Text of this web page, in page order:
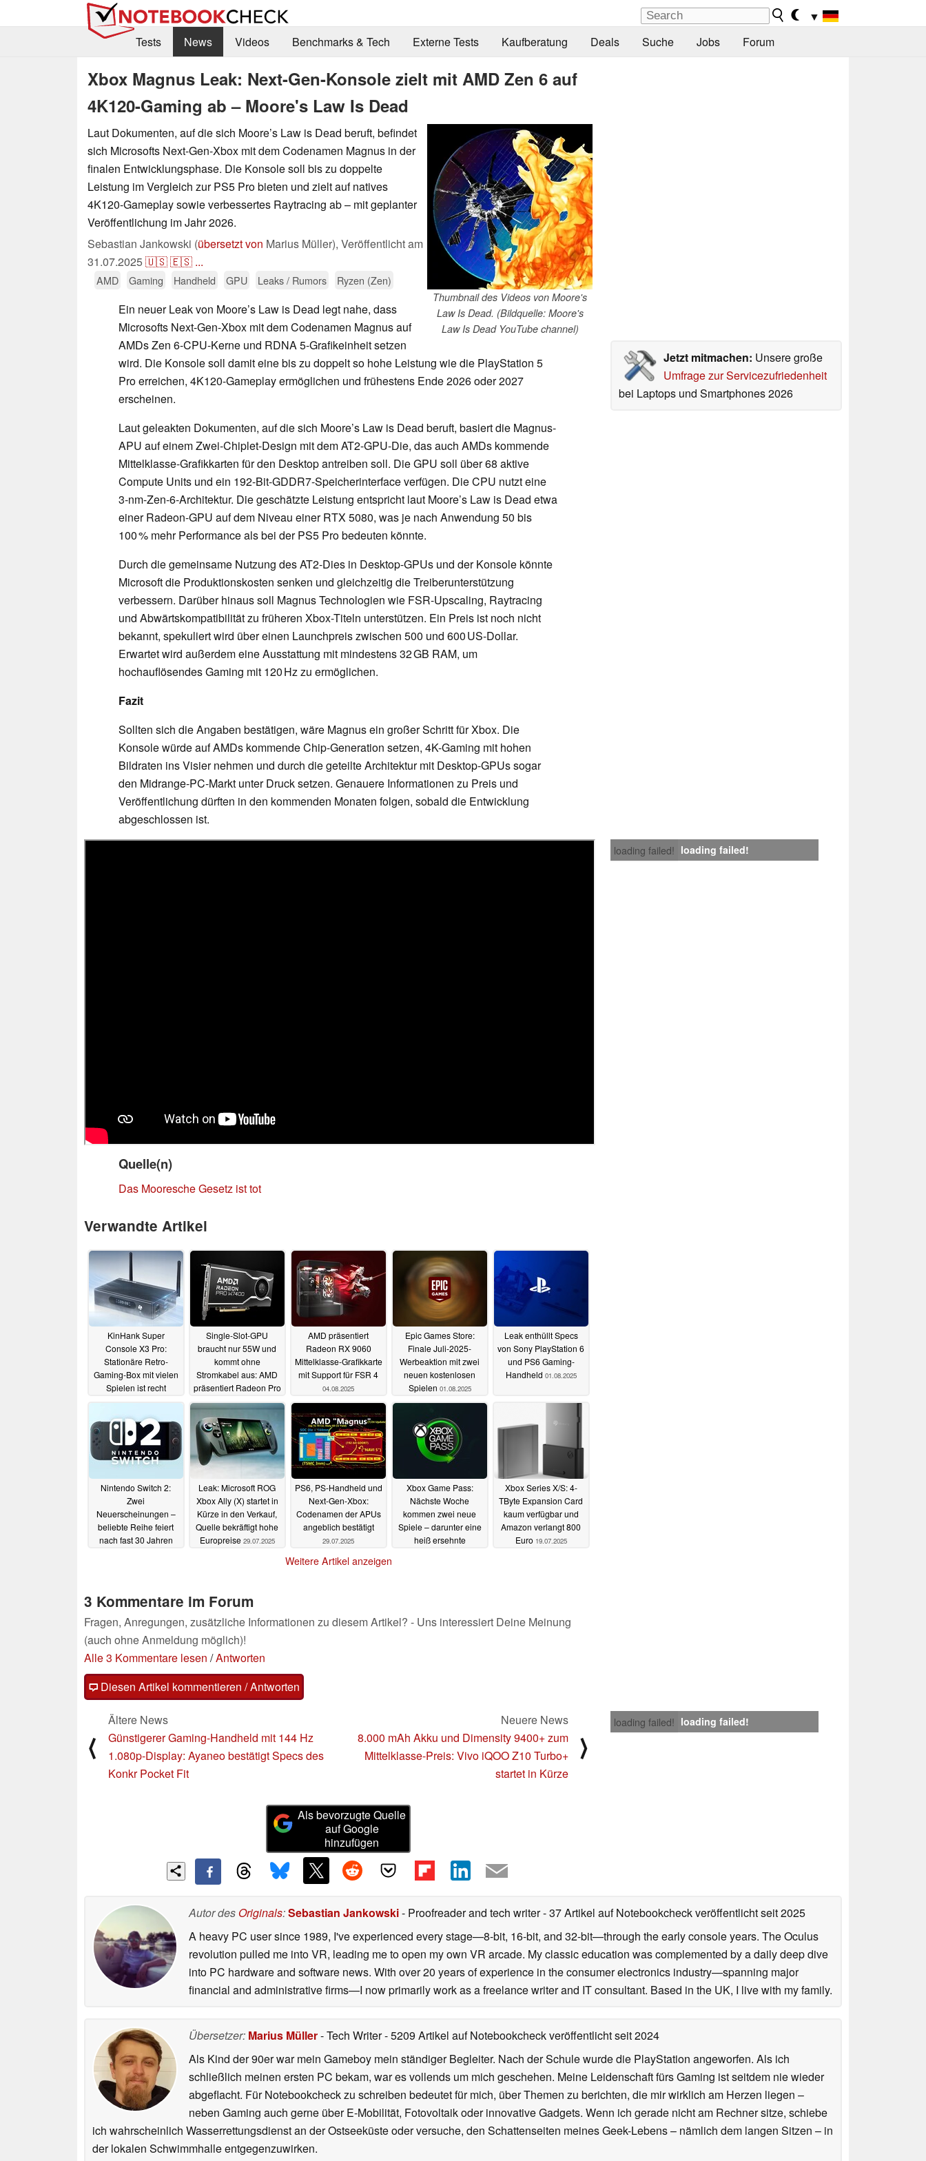
▼
Tests
News Videos Benchmarks & Tech Externe Tests Kaufberatung Deals Suche Jobs Forum
Xbox Magnus Leak: Next-Gen-Konsole zielt mit AMD Zen 6 auf
4K120-Gaming ab – Moore's Law Is Dead
Thumbnail des Videos von Moore's
Law Is Dead. (Bildquelle: Moore's
Law Is Dead YouTube channel)
Laut Dokumenten, auf die sich Moore’s Law is Dead beruft, befindet
sich Microsofts Next-Gen-Xbox mit dem Codenamen Magnus in der
finalen Entwicklungsphase. Die Konsole soll bis zu doppelte
Leistung im Vergleich zur PS5 Pro bieten und zielt auf natives
4K120-Gameplay sowie verbessertes Raytracing ab – mit geplanter
Veröffentlichung im Jahr 2026.
Sebastian Jankowski (übersetzt von Marius Müller), Veröffentlicht am
31.07.2025🇺🇸🇪🇸 ...
AMD Gaming Handheld GPU Leaks / Rumors Ryzen (Zen)
Jetzt mitmachen: Unsere große
Umfrage zur Servicezufriedenheit
bei Laptops und Smartphones 2026
Ein neuer Leak von Moore’s Law is Dead legt nahe, dass
Microsofts Next-Gen-Xbox mit dem Codenamen Magnus auf
AMDs Zen 6-CPU-Kerne und RDNA 5-Grafikeinheit setzen
wird. Die Konsole soll damit eine bis zu doppelt so hohe Leistung wie die PlayStation 5
Pro erreichen, 4K120-Gameplay ermöglichen und frühestens Ende 2026 oder 2027
erscheinen.
Laut geleakten Dokumenten, auf die sich Moore’s Law is Dead beruft, basiert die Magnus-
APU auf einem Zwei-Chiplet-Design mit dem AT2-GPU-Die, das auch AMDs kommende
Mittelklasse-Grafikkarten für den Desktop antreiben soll. Die GPU soll über 68 aktive
Compute Units und ein 192-Bit-GDDR7-Speicherinterface verfügen. Die CPU nutzt eine
3-nm-Zen-6-Architektur. Die geschätzte Leistung entspricht laut Moore’s Law is Dead etwa
einer Radeon-GPU auf dem Niveau einer RTX 5080, was je nach Anwendung 50 bis
100 % mehr Performance als bei der PS5 Pro bedeuten könnte.
Durch die gemeinsame Nutzung des AT2-Dies in Desktop-GPUs und der Konsole könnte
Microsoft die Produktionskosten senken und gleichzeitig die Treiberunterstützung
verbessern. Darüber hinaus soll Magnus Technologien wie FSR-Upscaling, Raytracing
und Abwärtskompatibilität zu früheren Xbox-Titeln unterstützen. Ein Preis ist noch nicht
bekannt, spekuliert wird über einen Launchpreis zwischen 500 und 600 US-Dollar.
Erwartet wird außerdem eine Ausstattung mit mindestens 32 GB RAM, um
hochauflösendes Gaming mit 120 Hz zu ermöglichen.
Fazit
Sollten sich die Angaben bestätigen, wäre Magnus ein großer Schritt für Xbox. Die
Konsole würde auf AMDs kommende Chip-Generation setzen, 4K-Gaming mit hohen
Bildraten ins Visier nehmen und durch die geteilte Architektur mit Desktop-GPUs sogar
den Midrange-PC-Markt unter Druck setzen. Genauere Informationen zu Preis und
Veröffentlichung dürften in den kommenden Monaten folgen, sobald die Entwicklung
abgeschlossen ist.
loading failed! loading failed!
Quelle(n)
Das Mooresche Gesetz ist tot
Verwandte Artikel
KinHank Super
Console X3 Pro:
Stationäre Retro-
Gaming-Box mit vielen
Spielen ist recht
günstig19.10.2025
Single-Slot-GPU
braucht nur 55W und
kommt ohne
Stromkabel aus: AMD
präsentiert Radeon Pro
W740007.08.2025
AMD präsentiert
Radeon RX 9060
Mittelklasse-Grafikkarte
mit Support für FSR 4
04.08.2025
Epic Games Store:
Finale Juli-2025-
Werbeaktion mit zwei
neuen kostenlosen
Spielen 01.08.2025
Leak enthüllt Specs
von Sony PlayStation 6
und PS6 Gaming-
Handheld 01.08.2025
Nintendo Switch 2:
Zwei
Neuerscheinungen –
beliebte Reihe feiert
nach fast 30 Jahren
Leak: Microsoft ROG
Xbox Ally (X) startet in
Kürze in den Verkauf,
Quelle bekräftigt hohe
Europreise 29.07.2025
PS6, PS-Handheld und
Next-Gen-Xbox:
Codenamen der APUs
angeblich bestätigt
29.07.2025
Xbox Game Pass:
Nächste Woche
kommen zwei neue
Spiele – darunter eine
heiß ersehnte
Xbox Series X/S: 4-
TByte Expansion Card
kaum verfügbar und
Amazon verlangt 800
Euro 19.07.2025
Weitere Artikel anzeigen
3 Kommentare im Forum
Fragen, Anregungen, zusätzliche Informationen zu diesem Artikel? - Uns interessiert Deine Meinung
(auch ohne Anmeldung möglich)!
Alle 3 Kommentare lesen /Antworten
Diesen Artikel kommentieren / Antworten
loading failed! loading failed!
⟨
Ältere News
Günstigerer Gaming-Handheld mit 144 Hz
1.080p-Display: Ayaneo bestätigt Specs des
Konkr Pocket Fit
Neuere News
8.000 mAh Akku und Dimensity 9400+ zum
Mittelklasse-Preis: Vivo iQOO Z10 Turbo+
startet in Kürze
⟩
Als bevorzugte Quelle
auf Google
hinzufügen
Autor des Originals:Sebastian Jankowski- Proofreader and tech writer- 37 Artikel auf Notebookcheck veröffentlichtseit 2025
A heavy PC user since 1989, I've experienced every stage—8-bit, 16-bit, and 32-bit—through the early console years. The Oculus
revolution pulled me into VR, leading me to open my own VR arcade. My classic education was complemented by a daily deep dive
into PC hardware and software news. With over 20 years of experience in the consumer electronics industry—spanning major
financial and administrative firms—I now primarily work as a freelance writer and IT consultant. Based in the UK, I live with my family.
Übersetzer: Marius Müller- Tech Writer- 5209 Artikel auf Notebookcheck veröffentlichtseit 2024
Als Kind der 90er war mein Gameboy mein ständiger Begleiter. Nach der Schule wurde die PlayStation angeworfen. Als ich
schließlich meinen ersten PC bekam, war es vollends um mich geschehen. Meine Leidenschaft fürs Gaming ist seitdem nie wieder
abgeflacht. Für Notebookcheck zu schreiben bedeutet für mich, über Themen zu berichten, die mir wirklich am Herzen liegen –
neben Gaming auch gerne über E-Mobilität, Fotovoltaik oder innovative Gadgets. Wenn ich gerade nicht am Rechner sitze, schiebe
ich wahrscheinlich Wasserrettungsdienst an der Ostseeküste oder versuche, den Schattenseiten meines Geek-Lebens – nämlich dem langen Sitzen – in
der lokalen Schwimmhalle entgegenzuwirken.